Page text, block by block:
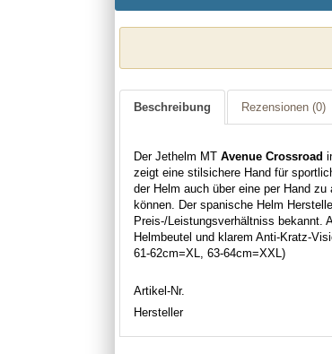
Beschreibung Rezensionen (0)
Der Jethelm MT Avenue Crossroad
zeigt eine stilsichere Hand für
der Helm auch über eine per Hand
können. Der spanische Helm
Preis-/Leistungsverhältniss bekannt.
Helmbeutel und klarem Anti-Kratz-
61-62cm=XL, 63-64cm=XXL)
Artikel-Nr.
Hersteller